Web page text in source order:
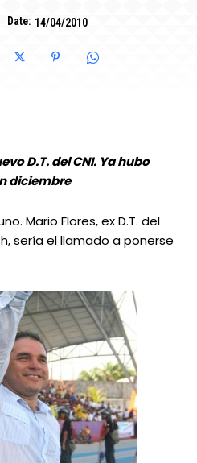
Date: 14/04/2010
D.T. del CNI. Ya hubo
diciembre
Mario Flores, ex D.T. del
sería el llamado a ponerse